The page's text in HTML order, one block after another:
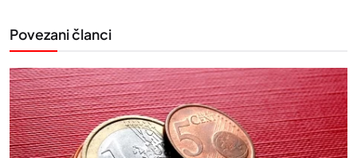
Povezani članci